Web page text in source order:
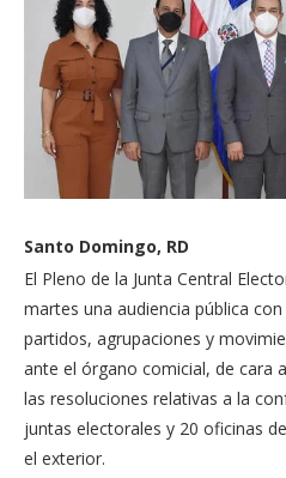
Santo Domingo, RD
El Pleno de la Junta Central
martes una audiencia pública
partidos, agrupaciones y
ante el órgano comicial, de cara
las resoluciones relativas a la
juntas electorales y 20 oficinas
el exterior.